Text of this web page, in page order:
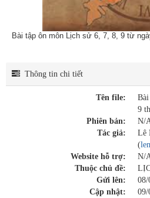
Bài tập ôn môn Lịch sử 6, 7, 8, 9 từ
Thông tin chi tiết
Tên file:
9
Phiên bản:
N/
Tác giả:
Lê
(
Website hỗ trợ:
N/
Thuộc chủ đề:
Gửi lên:
08/
Cập nhật:
09/